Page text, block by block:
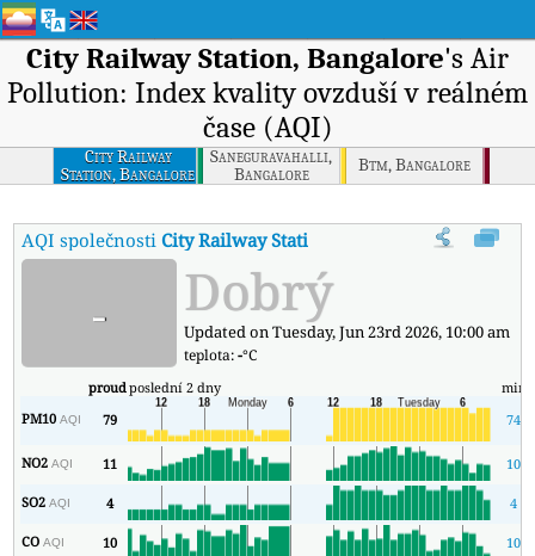
City Railway Station, Bangalore's Air
Pollution: Index kvality ovzduší v reálném
čase (AQI)
City Railway
Station, Bangalore
Saneguravahalli,
Bangalore
Btm, Bangalore
AQI společnostiCity Railway Station, Bangalore :Index kvality
- Dobrý
Updated on Tuesday, Jun 23rd 2026, 10:00 am
teplota:-°C
proudposlední 2 dny min
PM10AQI 79 74
NO2AQI 11 10
SO2AQI 4 4
COAQI 10 10